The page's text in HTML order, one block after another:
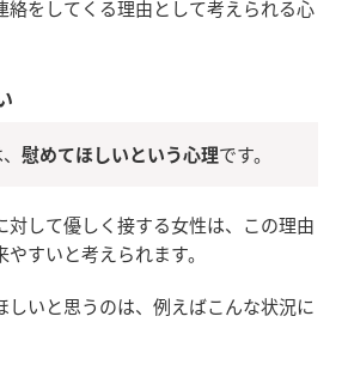
絡をしてくる理由として考えられる心
慰めてほしいという心理です。
対して優しく接する女性は、この理由
すいと考えられます。
しいと思うのは、例えばこんな状況に